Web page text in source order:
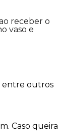
receber o
vaso e
entre outros
Caso queira